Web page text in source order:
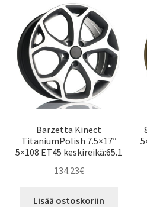
Barzetta Kinect
TitaniumPolish 7.5×17″
5×108 ET45 keskireikä:65.1
134.23€
Lisää ostoskoriin